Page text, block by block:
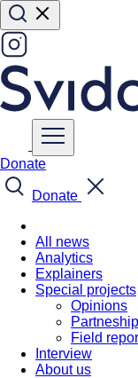
Donate
Donate
All news
Analytics
Explainers
Special projects
Opinions
Field
Interview
About us